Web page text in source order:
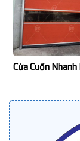
Cửa Cuốn